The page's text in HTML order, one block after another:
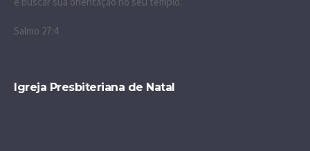
Salmo 27:4
Igreja Presbiteriana de Natal